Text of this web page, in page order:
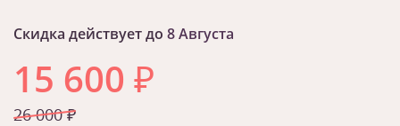
Скидка действует до 8 Августа
15 600 ₽
26 000 ₽